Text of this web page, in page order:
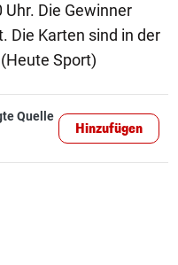
Die Gewinner
Die Karten sind in der
Sport)
Quelle
Hinzufügen